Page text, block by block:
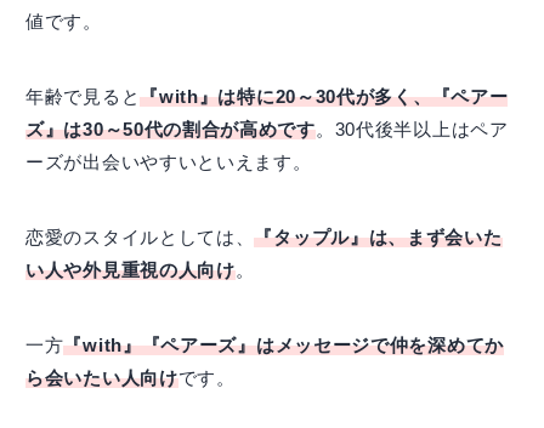
値です。
年齢で見ると『with』は特に20～30代が多く、『ペアー
ズ』は30～50代の割合が高めです。30代後半以上はペア
ーズが出会いやすいといえます。
恋愛のスタイルとしては、『タップル』は、まず会いた
い人や外見重視の人向け。
一方『with』『ペアーズ』はメッセージで仲を深めてか
ら会いたい人向けです。